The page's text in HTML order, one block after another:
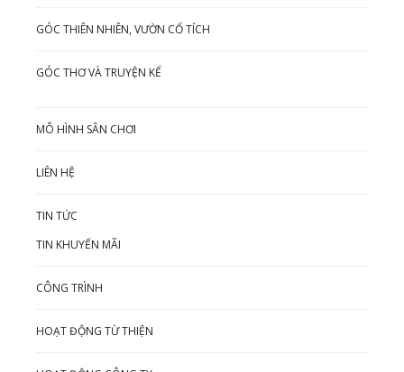
GÓC THIÊN NHIÊN, VƯỜN CỔ TÍCH
GÓC THƠ VÀ TRUYỆN KỂ
MÔ HÌNH SÂN CHƠI
LIÊN HỆ
TIN TỨC
TIN KHUYẾN MÃI
CÔNG TRÌNH
HOẠT ĐỘNG TỪ THIỆN